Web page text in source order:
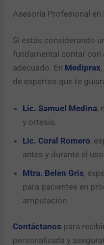
Asesoría Profesional en
Si estás considerando
fundamental contar con
adecuado. En Mediprax
de expertos que te
Lic. Samuel Medina,
y ortesis.
Lic. Coral Romero,
antes y durante el
Mtra. Belen Gris,
para pacientes en
amputación.
Contáctanos para
personalizada y